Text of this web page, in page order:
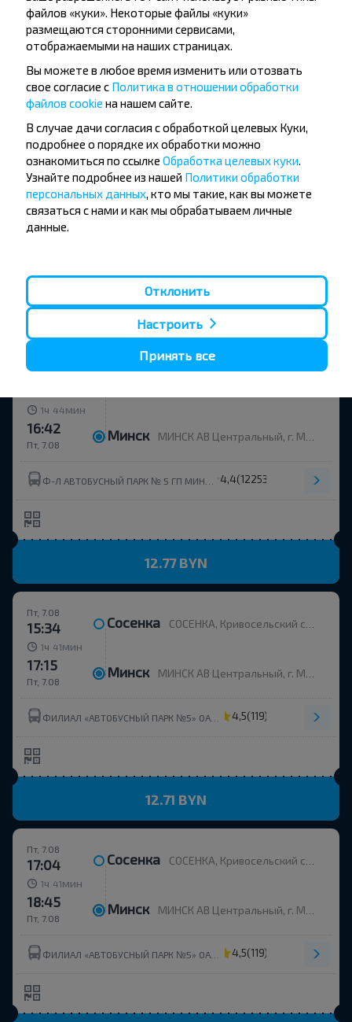
4,5 (119)
12.71 BYN
Пт, 7.08
14:09 Сосенка СОСЕНКА, Кривосельский с/с Вилейский р-н МИНСКАЯ ОБЛ. Беларусь
ч 46 мин
Пт, 7.08
15:55 Минск МИНСК АВ Центральный, г. Минск, ул. Бобруйская, 6
13.84 BYN
1ч 44 мин
Пт, 7.08
16:42 Минск МИНСК АВ Центральный, г. Минск, ул. Бобруйская, 6
4,4(12253)
12.77 BYN
Пт, 7.08
15:34 Сосенка СОСЕНКА, Кривосельский с/с Вилейский р-н МИНСКАЯ ОБЛ. Беларусь
1ч 41 мин
Пт, 7.08
17:15 Минск МИНСК АВ Центральный, г. Минск, ул. Бобруйская, 6
4,5(119)
12.71 BYN
Пт, 7.08
17:04 Сосенка СОСЕНКА, Кривосельский с/с Вилейский р-н МИНСКАЯ ОБЛ. Беларусь
1ч 41 мин
Пт, 7.08
18:45 Минск МИНСК АВ Центральный, г. Минск, ул. Бобруйская, 6
4,5(119)
файлов «куки». Некоторые файлы «куки»
размещаются сторонними сервисами,
отображаемыми на наших страницах.
Вы можете в любое время изменить или отозвать
свое согласие с Политика в отношении обработки
файлов cookie на нашем сайте.
В случае дачи согласия с обработкой целевых Куки,
подробнее о порядке их обработки можно
ознакомиться по ссылке Обработка целевых куки
Узнайте подробнее из нашей Политики обработки
персональных данных , кто мы такие, как вы можете
связаться с нами и как мы обрабатываем личные
данные.
Отклонить
Настроить
Принять все